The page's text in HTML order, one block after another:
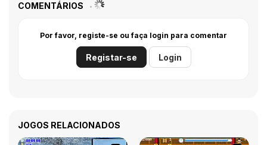
COMENTÁRIOS
Por favor, registe-se ou faça login para comentar
Registar-se Login
JOGOS RELACIONADOS